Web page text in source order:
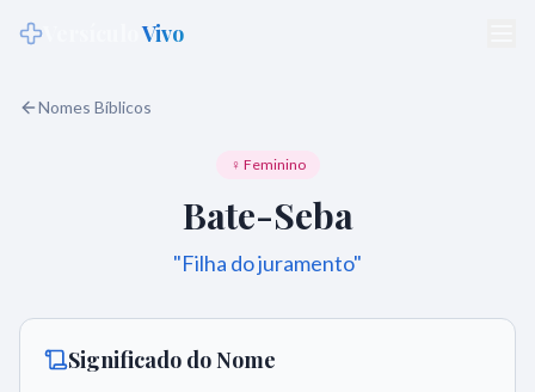
Vivo
Nomes Bíblicos
♀ Feminino
Bate-Seba
"Filha do juramento"
Significado do Nome